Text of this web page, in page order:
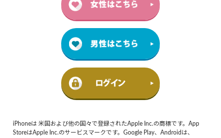
iPhoneは 米国および他の国々で登録されたApple Inc.の商標です。App
StoreはApple Inc.のサービスマークです。Google Play、Androidは、